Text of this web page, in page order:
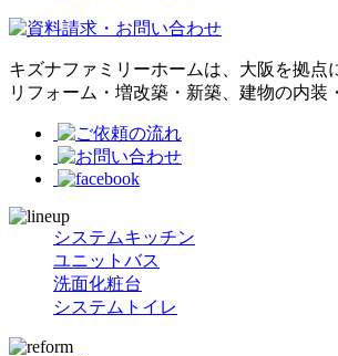
キズナファミリーホームは、大阪を拠点
リフォーム・増改築・新築、建物の内装
システムキッチン
ユニットバス
洗面化粧台
システムトイレ